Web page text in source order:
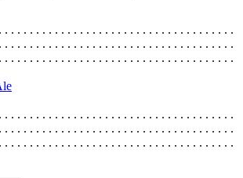
. . . . . . . . . . . . . . . . . . . . . . . . . . . . . . . . . . . . .
. . . . . . . . . . . . . . . . . . . . . . . . . . . . . . . . . . . . .
. . . . . . . . . . . . . . . . . . . . . . . . . . . . . . . . . . . . .
. . . . . . . . . . . . . . . . . . . . . . . . . . . . . . . . . . . . .
. . . . . . . . . . . . . . . . . . . . . . . . . . . . . . . . . . . . .
. . . . . . . . . . . . . . . . . . . . . . . . . . . . . . . . . . . . .